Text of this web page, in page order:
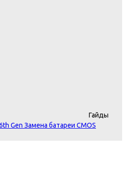
Гайды
Gen Замена батареи CMOS